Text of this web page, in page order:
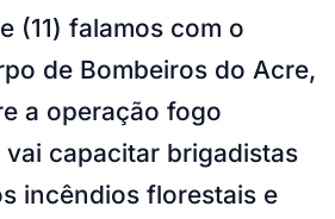
(11) falamos com o
de Bombeiros do Acre,
a operação fogo
capacitar brigadistas
incêndios florestais e